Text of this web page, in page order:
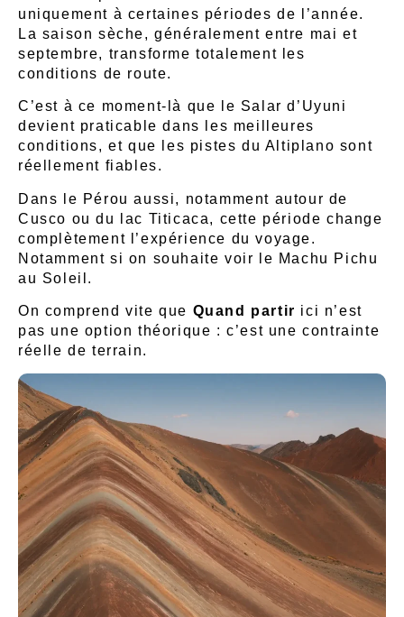
uniquement à certaines périodes de l’année.
La saison sèche, généralement entre mai et
septembre, transforme totalement les
conditions de route.
C’est à ce moment-là que le Salar d’Uyuni
devient praticable dans les meilleures
conditions, et que les pistes du Altiplano sont
réellement fiables.
Dans le Pérou aussi, notamment autour de
Cusco ou du lac Titicaca, cette période change
complètement l’expérience du voyage.
Notamment si on souhaite voir le Machu Pichu
au Soleil.
On comprend vite que Quand partir ici n’est
pas une option théorique : c’est une contrainte
réelle de terrain.